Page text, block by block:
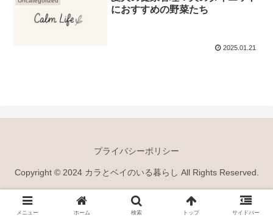
におすすめの野菜たち
2025.01.21
プライバシーポリシー
Copyright © 2024 カラとベイのいる暮らし All Rights Reserved.
メニュー ホーム 検索 トップ サイドバー